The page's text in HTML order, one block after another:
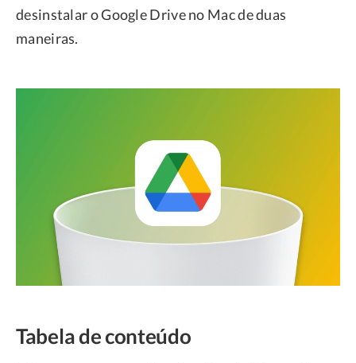
desinstalar o Google Drive no Mac de duas
maneiras.
Tabela de conteúdo